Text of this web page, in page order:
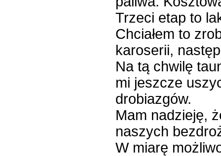
Trzeci etap to
Chciałem to
karoserii,
Na tą chwilę
mi jeszcze
drobiazgów.
Mam nadzieję,
naszych
W miarę